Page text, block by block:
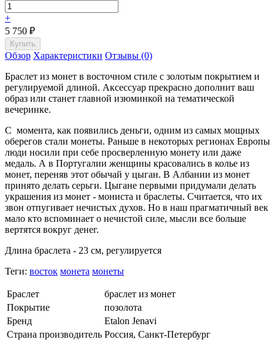
+
5 750 ₽
Обзор Характеристики Отзывы (0)
Браслет из монет в восточном стиле с золотым покрытием и
регулируемой длиной. Аксессуар прекрасно дополнит ваш
образ или станет главной изюминкой на тематической
вечеринке.
С момента, как появились деньги, одним из самых мощных
оберегов стали монеты. Раньше в некоторых регионах Европы
люди носили при себе просверленную монету или даже
медаль. А в Португалии женщины красовались в колье из
монет, переняв этот обычай у цыган. В Албании из монет
принято делать серьги. Цыгане первыми придумали делать
украшения из монет - мониста и браслеты. Считается, что их
звон отпугивает нечистых духов. Но в наш прагматичный век
мало кто вспоминает о нечистой силе, мысли все больше
вертятся вокруг денег.
Длина браслета - 23 см, регулируется
Теги: восток монета монеты
Браслет
браслет из монет
Покрытие
позолота
Бренд
Etalon Jenavi
Страна производитель Россия, Санкт-Петербург